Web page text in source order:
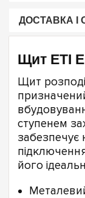
ДОСТАВКА І
Щит ETI
Щит
ступенем
забезпечує
його